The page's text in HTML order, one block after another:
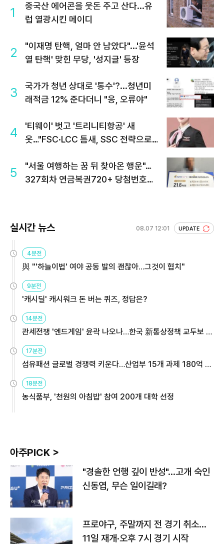
1
중국산 에어콘을 웃돈 주고 산다...유
럽 열광시킨 메이디
2
"이재명 탄핵, 얼마 안 남았다"...'윤석
열 탄핵' 맞힌 무당, '성지글' 등장
3
국가가 청년 상대로 '통수'?...청년미
래적금 12% 준다더니 "응, 오류야"
4
'티웨이' 벗고 '트리니티항공' 새
옷…"FSC·LCC 틈새, SSC 전략으로
5
"서울 여행하는 꿈 뒤 찾아온 행운"…
327회차 연금복권720+ 당첨번호조
실시간 뉴스 08.07 12:01 UPDATE
4분전
與 "'하늘이법' 여야 공동 발의 괜찮아…그것이 협치"
9분전
'캐시딜' 캐시워크 돈 버는 퀴즈, 정답은?
14분전
관세전쟁 '엔드게임' 윤곽 나오나…한국 新통상정책 교두보 활
용해야
17분전
섬유패션 글로벌 경쟁력 키운다…산업부 15개 과제 180억 지
원
18분전
농식품부, '천원의 아침밥' 참여 200개 대학 선정
아주PICK >
"경솔한 언행 깊이 반성"…고개 숙인
신동엽, 무슨 일이길래?
프로야구, 주말까지 전 경기 취소…
11일 재개·오후 7시 경기 시작